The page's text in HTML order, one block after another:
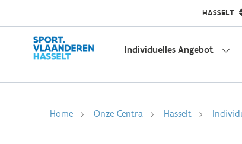
HASSELT
Individuelles Angebot
Home Onze Centra Hasselt